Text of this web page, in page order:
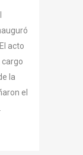
acto
cargo
la
el